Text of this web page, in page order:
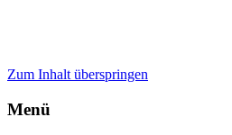
Zum Inhalt überspringen
Menü